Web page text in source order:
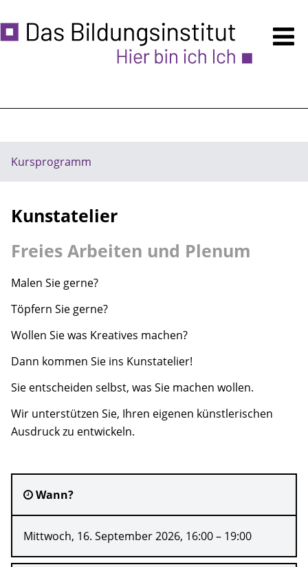
Kursprogramm
Ermäßigungen
Zugänglichkeit
Häufige Fragen
Hinweise
Anfahrt
Kooperationsmitglieder
Suche
Kursprogramm
Kunstatelier
Freies Arbeiten und Plenum
Malen Sie gerne?
Töpfern Sie gerne?
Wollen Sie was Kreatives machen?
Dann kommen Sie ins Kunstatelier!
Sie entscheiden selbst, was Sie machen wollen.
Wir unterstützen Sie, Ihren eigenen künstlerischen
Ausdruck zu entwickeln.
Wann?
Mittwoch, 16. September 2026, 16:00 – 19:00